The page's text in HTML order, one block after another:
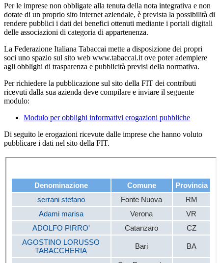
Per le imprese non obbligate alla tenuta della nota integrativa e non
dotate di un proprio sito internet aziendale, è prevista la possibilità di
rendere pubblici i dati dei benefici ottenuti mediante i portali digitali
delle associazioni di categoria di appartenenza.
La Federazione Italiana Tabaccai mette a disposizione dei propri
soci uno spazio sul sito web www.tabaccai.it ove poter adempiere
agli obblighi di trasparenza e pubblicità previsi della normativa.
Per richiedere la pubblicazione sul sito della FIT dei contributi
ricevuti dalla sua azienda deve compilare e inviare il seguente
modulo:
Modulo per obblighi informativi erogazioni pubbliche
Di seguito le erogazioni ricevute dalle imprese che hanno voluto
pubblicare i dati nel sito della FIT.